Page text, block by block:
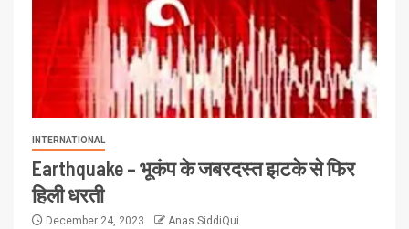
INTERNATIONAL
Earthquake – भूकंप के जबरदस्त झटके से फिर
हिली धरती
December 24, 2023 Anas SiddiQui